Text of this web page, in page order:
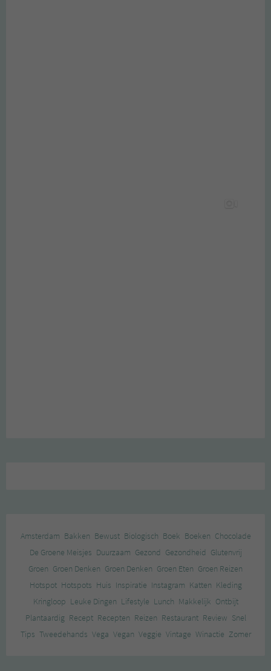
Amsterdam Bakken Bewust Biologisch Boek Boeken Chocolade
De Groene Meisjes Duurzaam Gezond Gezondheid Glutenvrij
Groen Groen Denken Groen Denken Groen Eten Groen Reizen
Hotspot Hotspots Huis Inspiratie Instagram Katten Kleding
Kringloop Leuke Dingen Lifestyle Lunch Makkelijk Ontbijt
Plantaardig Recept Recepten Reizen Restaurant Review Snel
Tips Tweedehands Vega Vegan Veggie Vintage Winactie Zomer